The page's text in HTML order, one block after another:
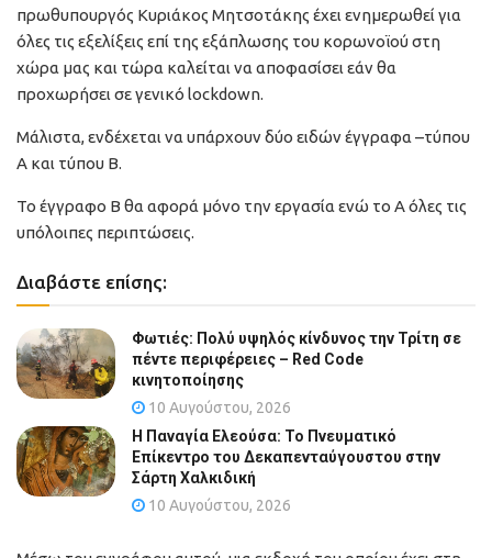
πρωθυπουργός Κυριάκος Μητσοτάκης έχει ενημερωθεί για
όλες τις εξελίξεις επί της εξάπλωσης του κορωνοϊού στη
χώρα μας και τώρα καλείται να αποφασίσει εάν θα
προχωρήσει σε γενικό lockdown.
Μάλιστα, ενδέχεται να υπάρχουν δύο ειδών έγγραφα –τύπου
Α και τύπου Β.
Το έγγραφο Β θα αφορά μόνο την εργασία ενώ το Α όλες τις
υπόλοιπες περιπτώσεις.
Διαβάστε επίσης:
Φωτιές: Πολύ υψηλός κίνδυνος την Τρίτη σε
πέντε περιφέρειες – Red Code
κινητοποίησης
10 Αυγούστου, 2026
Η Παναγία Ελεούσα: Το Πνευματικό
Επίκεντρο του Δεκαπενταύγουστου στην
Σάρτη Χαλκιδική
10 Αυγούστου, 2026